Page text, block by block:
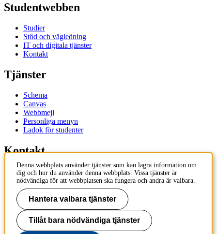
Studentwebben
Studier
Stöd och vägledning
IT och digitala tjänster
Kontakt
Tjänster
Schema
Canvas
Webbmejl
Personliga menyn
Ladok för studenter
Kontakt
Kontakta utbildningsprogram
Kontakta kurs
IT-support
KTH Entré
KTH
100 44 Stockholm
Denna webbplats använder tjänster som kan lagra information om
dig och hur du använder denna webbplats. Vissa tjänster är
nödvändiga för att webbplatsen ska fungera och andra är valbara.
Hantera valbara tjänster
Tillåt bara nödvändiga tjänster